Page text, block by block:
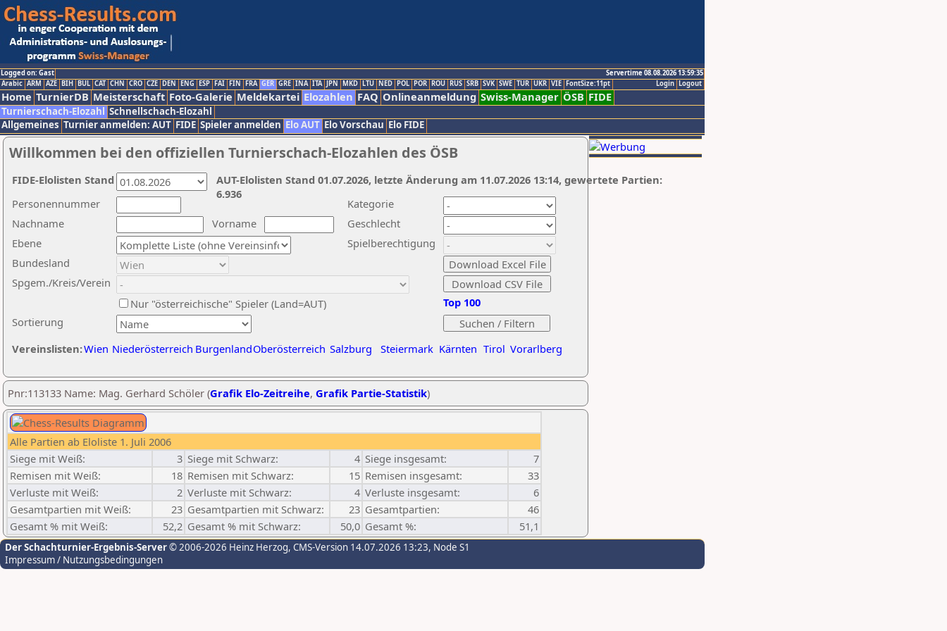
Logged on: Gast
Servertime 08.08.2026 13:59:35
Logout
Login
Arabic ARM AZE BIH BUL CAT CHN CRO CZE DEN ENG ESP FAI FIN FRA GER GRE INA ITA JPN MKD LTU NED POL POR ROU RUS SRB SVK SWE TUR UKR VIE FontSize:11pt
Home TurnierDB Meisterschaft Foto-Galerie Meldekartei Elozahlen FAQ Onlineanmeldung Swiss-Manager ÖSB FIDE
Turnierschach-Elozahl Schnellschach-Elozahl
Allgemeines Turnier anmelden: AUT FIDE Spieler anmelden Elo AUT Elo Vorschau Elo FIDE
Willkommen bei den offiziellen Turnierschach-Elozahlen des ÖSB
Nachname
Vorname
Ebene
Kategorie
Sortierung
Personennummer
Bundesland
Spgem./Kreis/Verein
Geschlecht
Nur "österreichische" Spieler (Land=AUT)
Spielberechtigung
Vereinslisten:Wien Niederösterreich BurgenlandOberösterreich Salzburg Steiermark Kärnten Tirol Vorarlberg
Top 100
AUT-Elolisten Stand 01.07.2026, letzte Änderung am 11.07.2026 13:14, gewertete Partien:
6.936
FIDE-Elolisten Stand
Pnr:113133 Name: Mag. Gerhard Schöler (Grafik Elo-Zeitreihe, Grafik Partie-Statistik)
Alle Partien ab Eloliste 1. Juli 2006
Siege mit Weiß:
3 Siege mit Schwarz: 4 Siege insgesamt:
7
Remisen mit Weiß:
18 Remisen mit Schwarz: 15 Remisen insgesamt:
33
Verluste mit Weiß:
2 Verluste mit Schwarz: 4 Verluste insgesamt:
6
Gesamtpartien mit Weiß:
23 Gesamtpartien mit Schwarz: 23 Gesamtpartien:
46
Gesamt % mit Weiß:
52,2 Gesamt % mit Schwarz: 50,0 Gesamt %: 51,1
Der Schachturnier-Ergebnis-Server© 2006-2026 Heinz Herzog, CMS-Version 14.07.2026 13:23, Node S1
Impressum / Nutzungsbedingungen